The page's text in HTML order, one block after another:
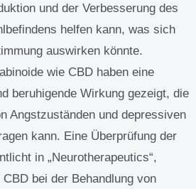
und der Verbesserung des
helfen kann, was sich
auswirken könnte.
wie CBD haben eine
beruhigende Wirkung gezeigt, die
Angstzuständen und depressiven
kann. Eine Überprüfung der
in „Neurotherapeutics“,
bei der Behandlung von